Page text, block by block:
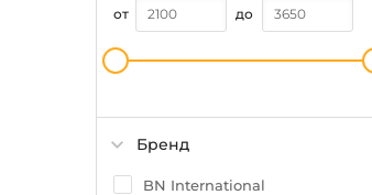
от до
Бренд
BN International